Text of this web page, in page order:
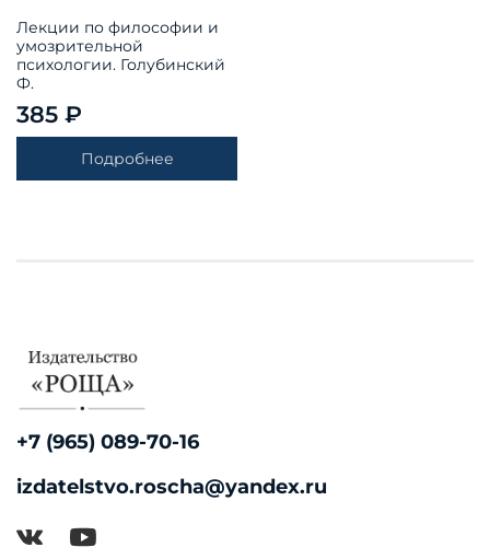
Лекции по философии и
умозрительной
психологии. Голубинский
Ф.
385 ₽
Подробнее
+7 (965) 089-70-16
izdatelstvo.roscha@yandex.ru